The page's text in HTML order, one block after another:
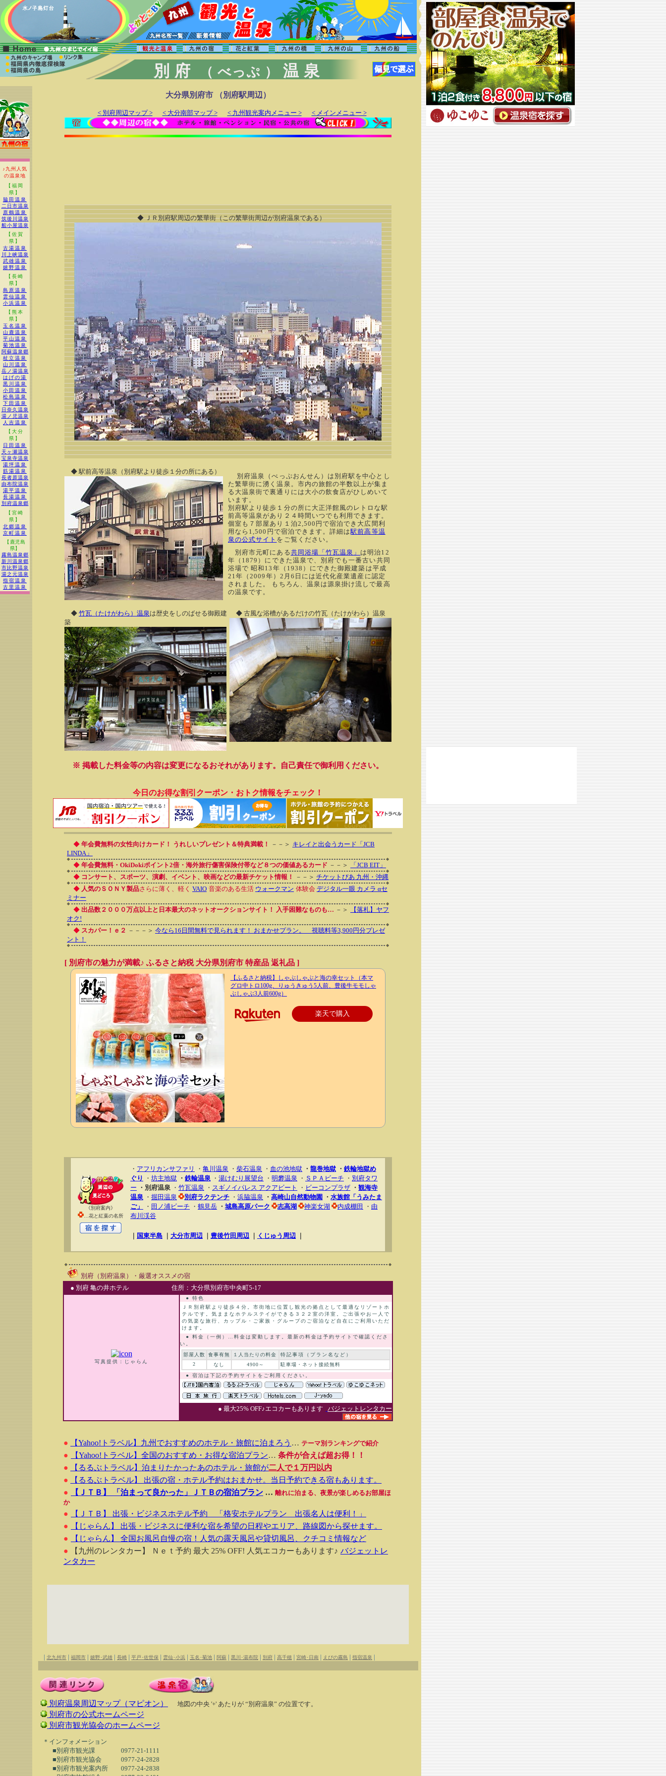
別府 （ べっぷ ） 温泉
♪九州人気
の温泉地
【福岡
県】
脇田温泉
二日市温泉
原鶴温泉
筑後川温泉
船小屋温泉
【佐賀
県】
古湯温泉
川上峡温泉
武雄温泉
嬉野温泉
【長崎
県】
島原温泉
雲仙温泉
小浜温泉
【熊本
県】
玉名温泉
山鹿温泉
平山温泉
菊池温泉
阿蘇温泉郷
杖立温泉
山川温泉
岳ノ湯温泉
はげの湯
黒川温泉
小田温泉
松島温泉
下田温泉
日奈久温泉
湯ノ児温泉
人吉温泉
【大分
県】
日田温泉
天ヶ瀬温泉
宝泉寺温泉
湯坪温泉
筋湯温泉
長者原温泉
由布院温泉
湯平温泉
長湯温泉
別府温泉郷
【宮崎
県】
北郷温泉
京町温泉
【鹿児島
県】
霧島温泉郷
新川温泉郷
市比野温泉
湯之元温泉
指宿温泉
古里温泉
大分県別府市 （別府駅周辺）
< 別府周辺マップ > < 大分南部マップ > < 九州観光案内メニュー > < メインメニュー >
◆ ＪＲ別府駅周辺の繁華街（この繁華街周辺が別府温泉である）
◆ 駅前高等温泉（別府駅より徒歩１分の所にある）
別府温泉（べっぷおんせん）は別府駅を中心とし
た繁華街に湧く温泉。市内の旅館の半数以上が集ま
る大温泉街で裏通りには大小の飲食店がひしめいて
います。
別府駅より徒歩１分の所に大正洋館風のレトロな駅
前高等温泉があり２４時間いつでも利用できます。
個室も７部屋あり１泊2,500円で宿泊でき大広間利
用なら1,500円で宿泊できます。詳細は駅前高等温
泉の公式サイト をご覧ください。
別府市元町にある共同浴場「竹瓦温泉」 は明治12
年（1879）にできた温泉で、別府でも一番古い共同
浴場で 昭和13年（1938）にできた御殿建築は平成
21年（2009年）2月6日には近代化産業遺産に認定
されました。 もちろん、温泉は源泉掛け流しで最高
の温泉です。
◆ 竹瓦（たけがわら）温泉は歴史をしのばせる御殿建
築
◆ 古風な浴槽があるだけの竹瓦（たけがわら）温泉
※ 掲載した料金等の内容は変更になるおそれがあります。自己責任で御利用ください。
今日のお得な割引クーポン・おトク情報をチェック！
◆ 年会費無料の女性向けカード！ うれしいプレゼント＆特典満載！ －－＞ キレイと出会うカード「JCB
LINDA」
◆ 年会費無料・OkiDokiポイント2倍・海外旅行傷害保険付帯など８つの価値あるカード －－＞
「JCB EIT」
◆ コンサート、スポーツ、演劇、イベント、映画などの最新チケット情報！ －－＞ チケットぴあ 九州・沖縄
◆ 人気のＳＯＮＹ製品さらに薄く、軽く VAIO 音楽のある生活 ウォークマン 体験会 デジタル一眼 カメラ αセ
ミナー
◆ 出品数２０００万点以上と日本最大のネットオークションサイト！ 入手困難なものも… －＞
【落札】ヤフ
オク!
◆ スカパー！ｅ２ －－－＞ 今なら16日間無料で見られます！ おまかせプラン。 視聴料等3,900円分プレゼ
ント！
[ 別府市の魅力が満載♪ ふるさと納税 大分県別府市 特産品 返礼品 ]
【ふるさと納税】しゃぶしゃぶと海の幸セット（本マ
グロ中トロ100g、りゅうきゅう5人前、豊後牛モモしゃ
ぶしゃぶ3人前600g）
楽天で購入
《別府案内》
…花と紅葉の名所
・ アフリカンサファリ ・ 亀川温泉 ・ 柴石温泉 ・ 血の池地獄 ・ 龍巻地獄 ・ 鉄輪地獄め
ぐり
・ 坊主地獄 ・ 鉄輪温泉 ・ 湯けむり展望台 ・ 明礬温泉 ・ ＳＰＡビーチ ・ 別府タワ
ー ・別府温泉 ・ 竹瓦温泉 ・ スギノイパレス アクアビート ・ ビーコンプラザ ・ 観海寺
温泉 ・ 掘田温泉 別府ラクテンチ ・ 浜脇温泉 ・ 高崎山自然動物園 ・ 水族館「うみたま
ご」
・ 田ノ浦ビーチ ・ 鶴見岳 ・ 城島高原パーク 志高湖 神楽女湖 内成棚田 ・ 由
布川渓谷
国東半島 大分市周辺 豊後竹田周辺 くじゅう周辺
別府（別府温泉）・厳選オススメの宿
● 別府 亀の井ホテル
住所：大分県別府市中央町5-17
写真提供：じゃらん
● 特色
ＪＲ別府駅より徒歩４分。市街地に位置し観光の拠点として最適なリゾートホ
テルです。気ままなホテルステイができる３２２室の洋室。ご出張やお一人で
の気楽な旅行、カップル・ご家族・グループのご宿泊など自在にご利用いただ
けます。
● 料金（一例）…料金は変動します。最新の料金は予約サイトで確認くださ
い。
部屋人数
食事有無 １人当たりの料金
特記事項（プラン名など）
2
なし 4900～
駐車場・ネット接続無料
● 宿泊は下記の予約サイトをご利用ください。
● 最大25% OFF♪エコカーもあります バジェットレンタカー
● 【Yahoo!トラベル】九州でおすすめのホテル・旅館に泊まろう … テーマ別ランキングで紹介
● 【Yahoo!トラベル】全国のおすすめ・お得な宿泊プラン… 条件が合えば超お得！！
●
【るるぶトラベル】泊まりたかったあのホテル・旅館が二人で１万円以内
●
【るるぶトラベル】 出張の宿・ホテル予約はおまかせ。当日予約できる宿もあります。
●
【ＪＴＢ】 「泊まって良かった」ＪＴＢの宿泊プラン … 離れに泊まる、夜景が楽しめるお部屋ほ
か
●
【ＪＴＢ】 出張・ビジネスホテル予約 「格安ホテルプラン 出張名人は便利！」
●
【じゃらん】 出張・ビジネスに便利な宿を希望の日程やエリア、路線図から探せます。
●
【じゃらん】 全国お風呂自慢の宿！人気の露天風呂や貸切風呂、クチコミ情報など
● 【九州のレンタカー】 Ｎｅｔ予約 最大 25% OFF! 人気エコカーもあります♪ バジェットレ
ンタカー
| 北九州市 | 福岡市 | 嬉野･武雄 | 長崎 | 平戸･佐世保 | 雲仙･小浜 | 玉名･菊池 | 阿蘇 | 黒川･湯布院 | 別府 | 高千穂 | 宮崎･日南 | えびの霧島 | 指宿温泉 |
別府温泉周辺マップ（マピオン） 地図の中央 '+' あたりが “別府温泉” の位置です。
別府市の公式ホームページ
別府市観光協会のホームページ
  ＊インフォメーション
■別府市観光課　　　　0977-21-1111
■別府市観光協会　　　0977-24-2828
■別府市観光案内所　　0977-24-2838